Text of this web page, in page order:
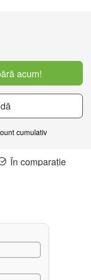
acum!
cumulativ
În comparație